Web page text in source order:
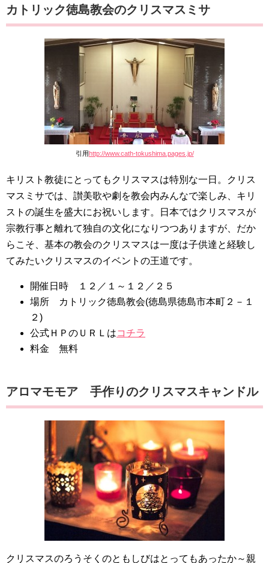
カトリック徳島教会のクリスマスミサ
引用 http://www.cath-tokushima.pages.jp/
キリスト教徒にとってもクリスマスは特別な一日。クリス
マスミサでは、讃美歌や劇を教会内みんなで楽しみ、キリ
ストの誕生を盛大にお祝いします。日本ではクリスマスが
宗教行事と離れて独自の文化になりつつありますが、だか
らこそ、基本の教会のクリスマスは一度は子供達と経験し
てみたいクリスマスのイベントの王道です。
開催日時 １２／１～１２／２５
場所 カトリック徳島教会(徳島県徳島市本町２－１
２)
公式ＨＰのＵＲＬはコチラ
料金 無料
アロマモモア 手作りのクリスマスキャンドル
クリスマスのろうそくのともしびはとってもあったか～親